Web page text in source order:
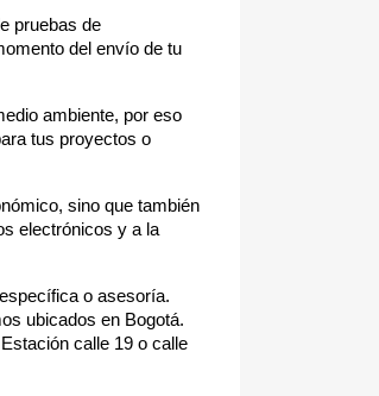
pruebas de
del envío de tu
ambiente, por eso
tus proyectos o
sino que también
electrónicos y a la
o asesoría.
ubicados en Bogotá.
calle 19 o calle